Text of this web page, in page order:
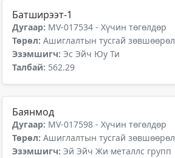
Батширээт-1
Дугаар: MV-017534 - Хүчин төгөлдөр
Төрөл: Ашиглалтын тусгай зөвшөөрөл
Эзэмшигч: Эс Эйч Юу Ти
Талбай: 562.29
Баянмод
Дугаар: MV-017598 - Хүчин төгөлдөр
Төрөл: Ашиглалтын тусгай зөвшөөрөл
Эзэмшигч: Эй Эйч Жи металлс групп